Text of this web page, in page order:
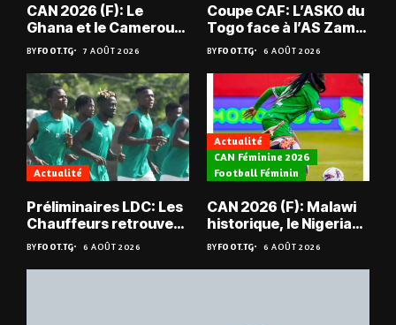
CAN 2026 (F): Le
Ghana et le Cameroun
en quarts
BYFOOT.TG 7 AOÛT 2026
Coupe CAF: L’ASKO du
Togo face à l’AS Zam
du Niger
BYFOOT.TG 6 AOÛT 2026
Actualité
Préliminaires LDC: Les
Chauffeurs retrouvent
les Mimos
BYFOOT.TG 6 AOÛT 2026
Actualité
CAN Féminine 2026
Football Féminin
CAN 2026 (F): Malawi
historique, le Nigeria
sauvé, la Zambie
éliminée
BYFOOT.TG 6 AOÛT 2026